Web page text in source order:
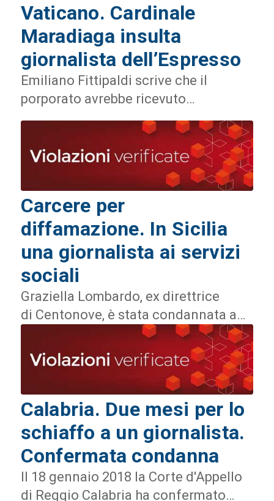
Vaticano. Cardinale
Maradiaga insulta
giornalista dell’Espresso
Emiliano Fittipaldi scrive che il
porporato avrebbe ricevuto…
Carcere per
diffamazione. In Sicilia
una giornalista ai servizi
sociali
Graziella Lombardo, ex direttrice
di Centonove, è stata condannata a…
Calabria. Due mesi per lo
schiaffo a un giornalista.
Confermata condanna
Il 18 gennaio 2018 la Corte d'Appello
di Reggio Calabria ha confermato…